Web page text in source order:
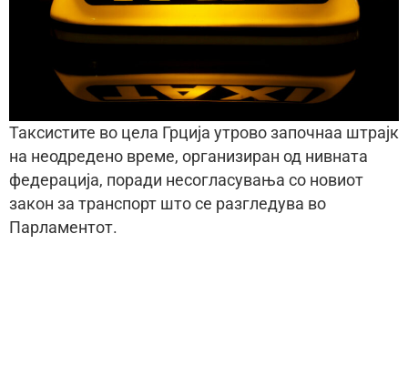
Таксистите во цела Грција утрово започнаа штрајк
на неодредено време, организиран од нивната
федерација, поради несогласувања со новиот
закон за транспорт што се разгледува во
Парламентот.